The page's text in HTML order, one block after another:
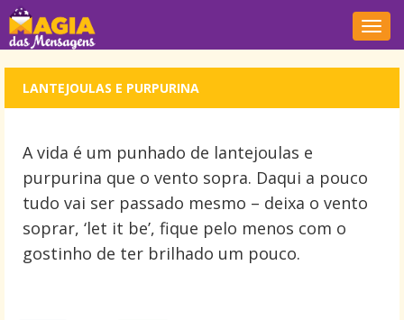
LANTEJOULAS E PURPURINA
A vida é um punhado de lantejoulas e
purpurina que o vento sopra. Daqui a pouco
tudo vai ser passado mesmo – deixa o vento
soprar, ‘let it be’, fique pelo menos com o
gostinho de ter brilhado um pouco.